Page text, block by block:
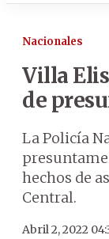
Nacionales
Villa
de
La Policía
hechos de
Central.
Abril 2, 2022